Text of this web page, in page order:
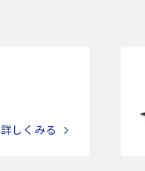
詳しくみる